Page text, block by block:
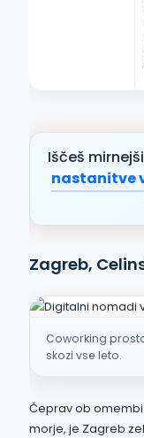
Iščeš
nastanitve
Zagreb,
Coworking
skozi vse leto.
Čeprav ob
morje, je Zagreb